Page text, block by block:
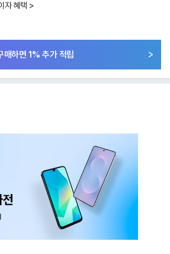
자 혜택 >
매하면 1% 추가 적립